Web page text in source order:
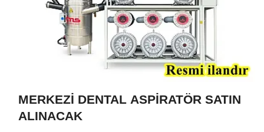
MERKEZİ DENTAL ASPİRATÖR SATIN
ALINACAK